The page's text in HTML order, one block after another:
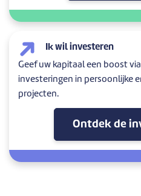
Ik wil investeren
Geef uw kapitaal een boost
investeringen in persoonlijke
projecten.
Ontdek de